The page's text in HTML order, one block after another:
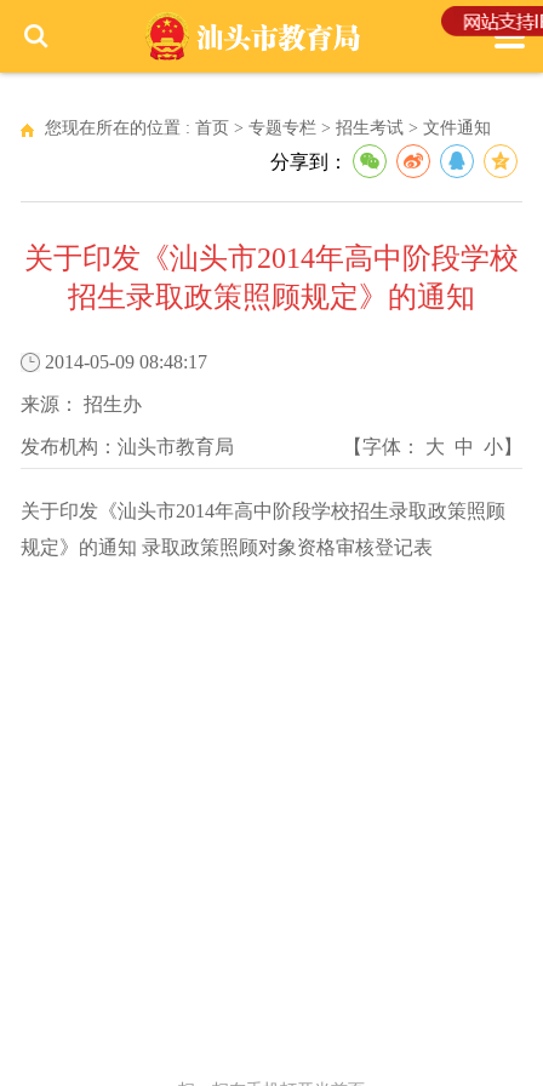
您现在所在的位置 : 首页 > 专题专栏 > 招生考试 > 文件通知
分享到：
关于印发《汕头市2014年高中阶段学校
招生录取政策照顾规定》的通知
2014-05-09 08:48:17
来源： 招生办
发布机构： 汕头市教育局 【字体： 大 中 小】
关于印发《汕头市2014年高中阶段学校招生录取政策照顾
规定》的通知 录取政策照顾对象资格审核登记表